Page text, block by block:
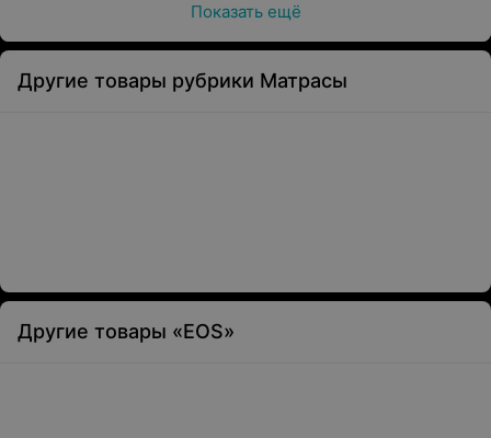
Показать ещё
Другие товары рубрики Матрасы
Другие товары «EOS»